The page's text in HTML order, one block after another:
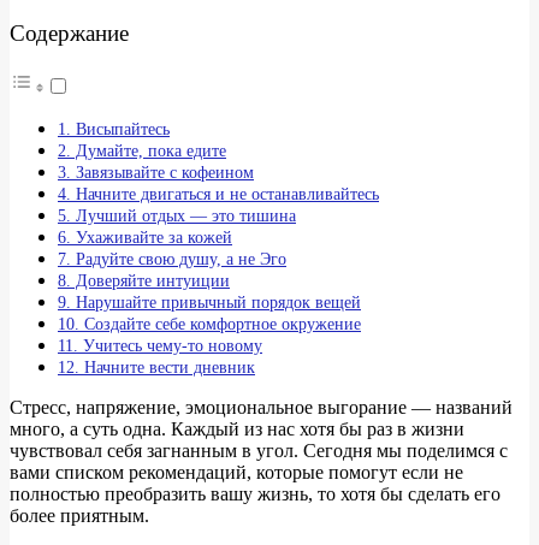
Содержание
1. Висыпайтесь
2. Думайте, пока едите
3. Завязывайте с кофеином
4. Начните двигаться и не останавливайтесь
5. Лучший отдых — это тишина
6. Ухаживайте за кожей
7. Радуйте свою душу, а не Эго
8. Доверяйте интуиции
9. Нарушайте привычный порядок вещей
10. Создайте себе комфортное окружение
11. Учитесь чему-то новому
12. Начните вести дневник
Стресс, напряжение, эмоциональное выгорание — названий
много, а суть одна. Каждый из нас хотя бы раз в жизни
чувствовал себя загнанным в угол. Сегодня мы поделимся с
вами списком рекомендаций, которые помогут если не
полностью преобразить вашу жизнь, то хотя бы сделать его
более приятным.